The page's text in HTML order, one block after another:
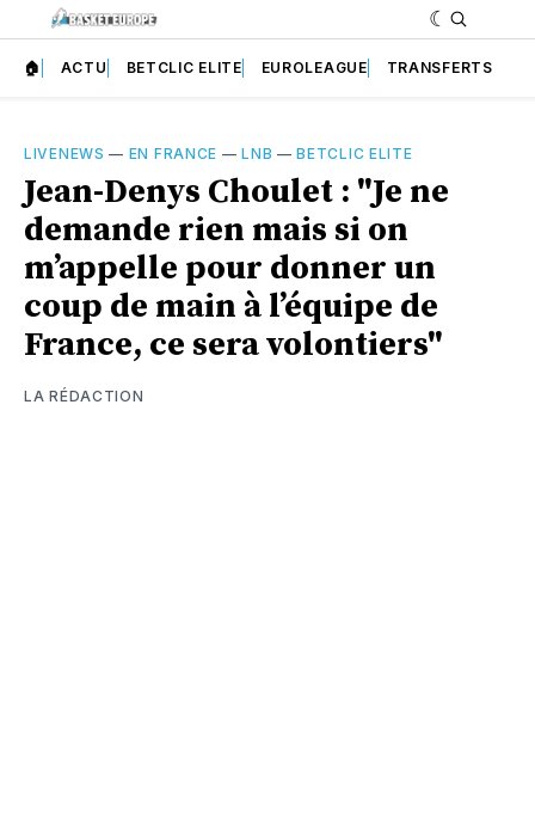
🏠 ACTU BETCLIC ELITE EUROLEAGUE TRANSFERTS
LIVENEWS — EN FRANCE —LNB —BETCLIC ELITE
Jean-Denys Choulet : "Je ne
demande rien mais si on
m’appelle pour donner un
coup de main à l’équipe de
France, ce sera volontiers"
LA RÉDACTION